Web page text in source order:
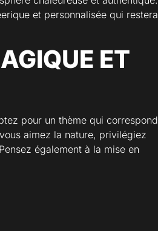
et personnalisée qui restera
ET
pour un thème qui correspond
aimez la nature, privilégiez
également à la mise en